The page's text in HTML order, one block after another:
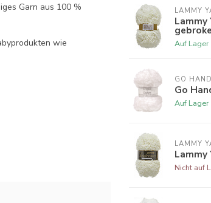
Garn aus 100 %
wie
LAMMY
Lammy
Auf Lager
GO
Go
Auf Lager
LAMMY
Lammy
Nicht auf